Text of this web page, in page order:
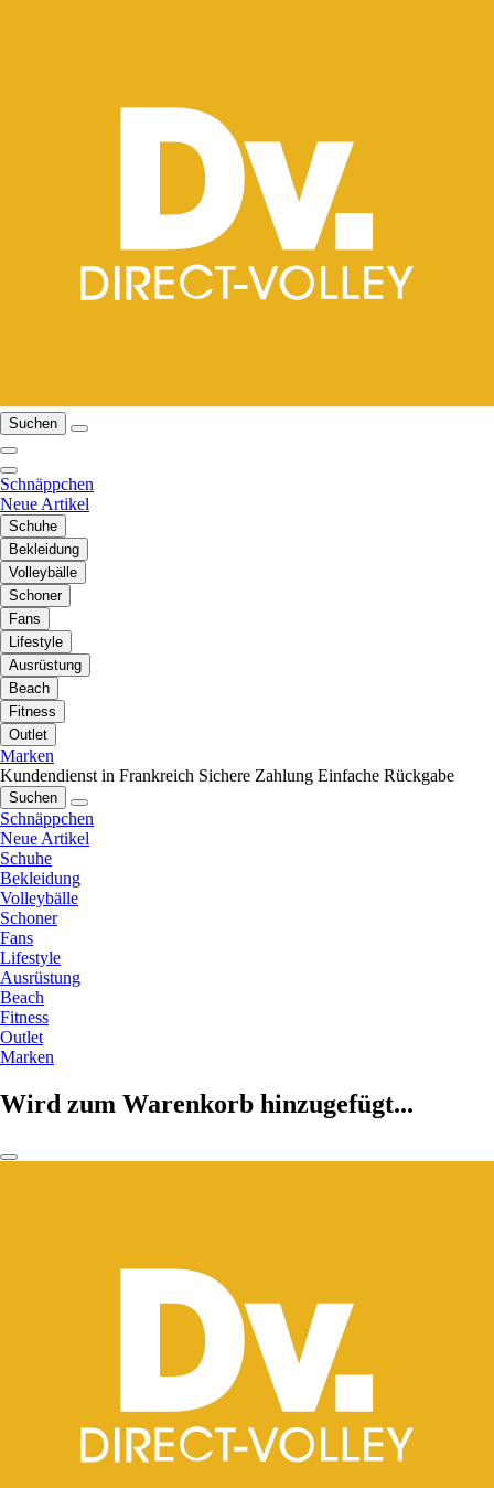
Suchen
Schnäppchen
Neue Artikel
Schuhe
Bekleidung
Volleybälle
Schoner
Fans
Lifestyle
Ausrüstung
Beach
Fitness
Outlet
Marken
Kundendienst in Frankreich Sichere Zahlung Einfache Rückgabe
Suchen
Schnäppchen
Neue Artikel
Schuhe
Bekleidung
Volleybälle
Schoner
Fans
Lifestyle
Ausrüstung
Beach
Fitness
Outlet
Marken
Wird zum Warenkorb hinzugefügt...